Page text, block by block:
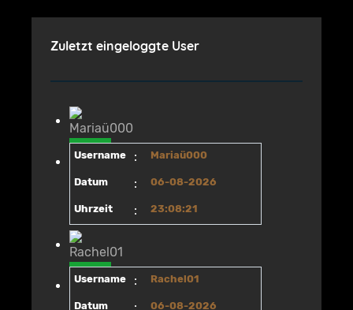
Zuletzt eingeloggte User
Username : Mariaü000
Datum : 06-08-2026
Uhrzeit : 23:08:21
Username : Rachel01
Datum 06-08-2026